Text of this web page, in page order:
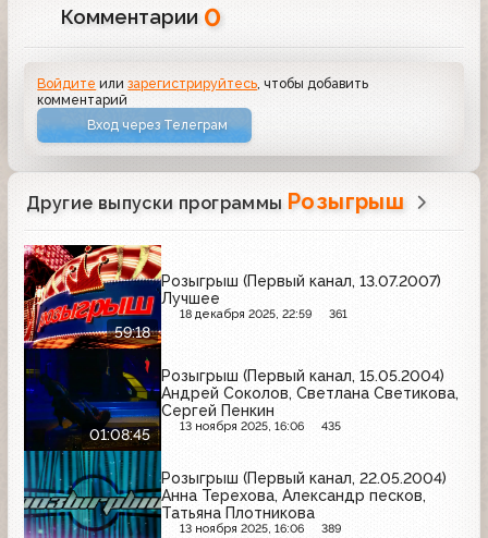
Комментарии 0
Войдите илизарегистрируйтесь , чтобы добавить
комментарий
Вход через Телеграм
Другие выпуски программы Розыгрыш
59:18
Розыгрыш (Первый канал, 13.07.2007)
Лучшее
18 декабря 2025, 22:59 361
01:08:45
Розыгрыш (Первый канал, 15.05.2004)
Андрей Соколов, Светлана Светикова,
Сергей Пенкин
13 ноября 2025, 16:06 435
Розыгрыш (Первый канал, 22.05.2004)
Анна Терехова, Александр песков,
Татьяна Плотникова
13 ноября 2025, 16:06 389